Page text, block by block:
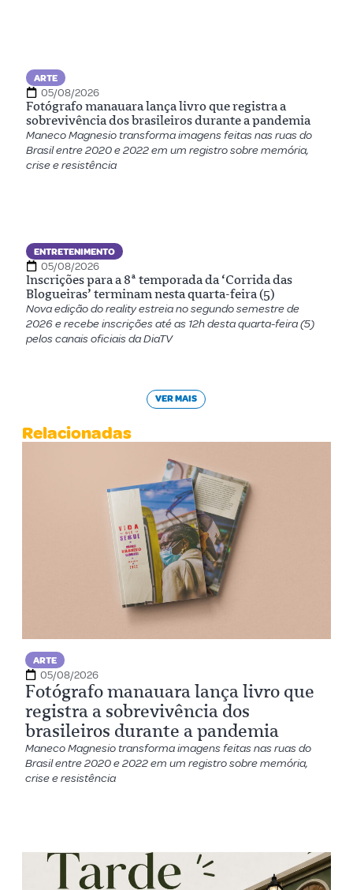
ARTE
05/08/2026
Fotógrafo manauara lança livro que registra a
sobrevivência dos brasileiros durante a pandemia
Maneco Magnesio transforma imagens feitas nas ruas do
Brasil entre 2020 e 2022 em um registro sobre memória,
crise e resistência
ENTRETENIMENTO
05/08/2026
Inscrições para a 8ª temporada da ‘Corrida das
Blogueiras’ terminam nesta quarta-feira (5)
Nova edição do reality estreia no segundo semestre de
2026 e recebe inscrições até as 12h desta quarta-feira (5)
pelos canais oficiais da DiaTV
VER MAIS
Relacionadas
ARTE
05/08/2026
Fotógrafo manauara lança livro que
registra a sobrevivência dos
brasileiros durante a pandemia
Maneco Magnesio transforma imagens feitas nas ruas do
Brasil entre 2020 e 2022 em um registro sobre memória,
crise e resistência